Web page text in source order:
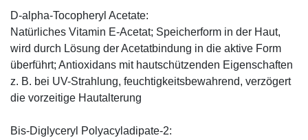
D-alpha-Tocopheryl Acetate:
Natürliches Vitamin E-Acetat; Speicherform in der Haut,
wird durch Lösung der Acetatbindung in die aktive Form
überführt; Antioxidans mit hautschützenden Eigenschaften
z. B. bei UV-Strahlung, feuchtigkeitsbewahrend, verzögert
die vorzeitige Hautalterung
Bis-Diglyceryl Polyacyladipate-2: